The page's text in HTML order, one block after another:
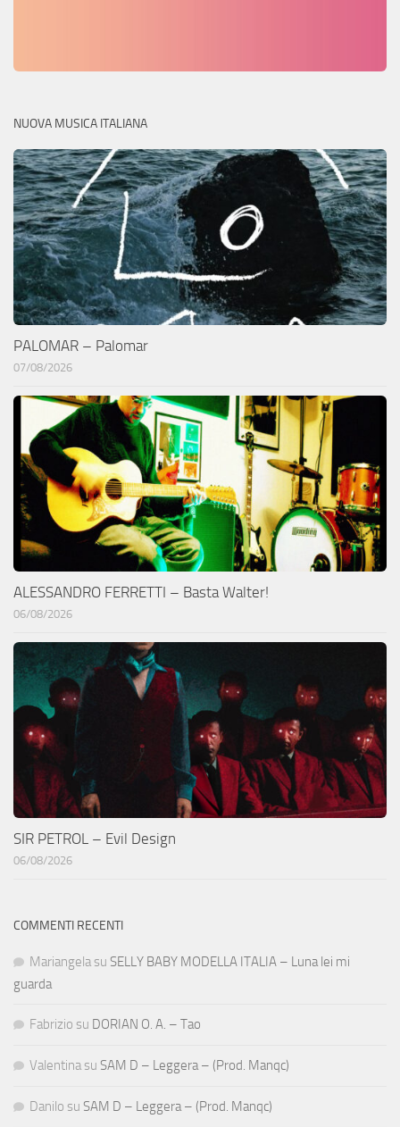
NUOVA MUSICA ITALIANA
PALOMAR – Palomar
07/08/2026
ALESSANDRO FERRETTI – Basta Walter!
06/08/2026
SIR PETROL – Evil Design
06/08/2026
COMMENTI RECENTI
Mariangela su SELLY BABY MODELLA ITALIA – Luna lei mi
guarda
Fabrizio su DORIAN O. A. – Tao
Valentina su SAM D – Leggera – (Prod. Manqc)
Danilo su SAM D – Leggera – (Prod. Manqc)